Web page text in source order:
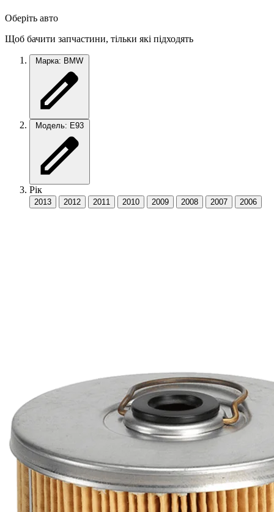
Оберіть авто
Щоб бачити запчастини, тільки які підходять
Марка: BMW
Модель: E93
Рік
2013 2012 2011 2010 2009 2008 2007 2006